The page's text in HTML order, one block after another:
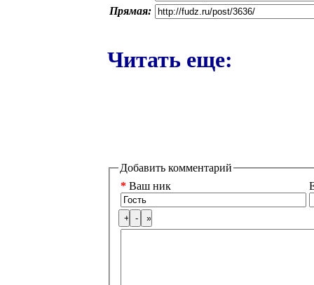
Прямая:
Читать еще:
Добавить комментарий
* Ваш ник